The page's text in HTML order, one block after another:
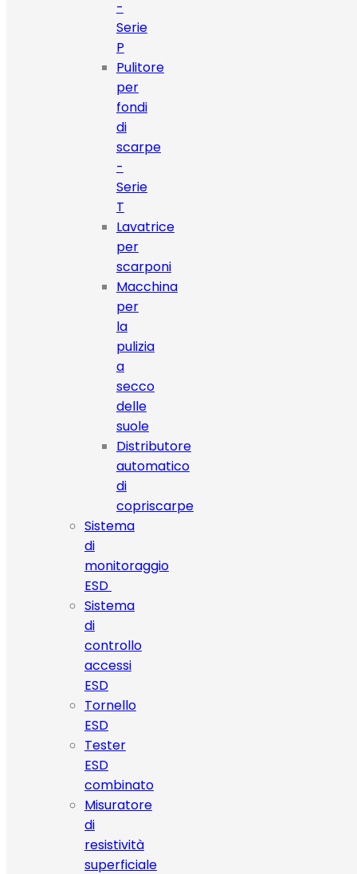
-
Serie
P
Pulitore
per
fondi
di
scarpe
-
Serie
T
Lavatrice
per
scarponi
Macchina
per
la
pulizia
a
secco
delle
suole
Distributore
automatico
di
copriscarpe
Sistema
di
monitoraggio
ESD
Sistema
di
controllo
accessi
ESD
Tornello
ESD
Tester
ESD
combinato
Misuratore
di
resistività
superficiale